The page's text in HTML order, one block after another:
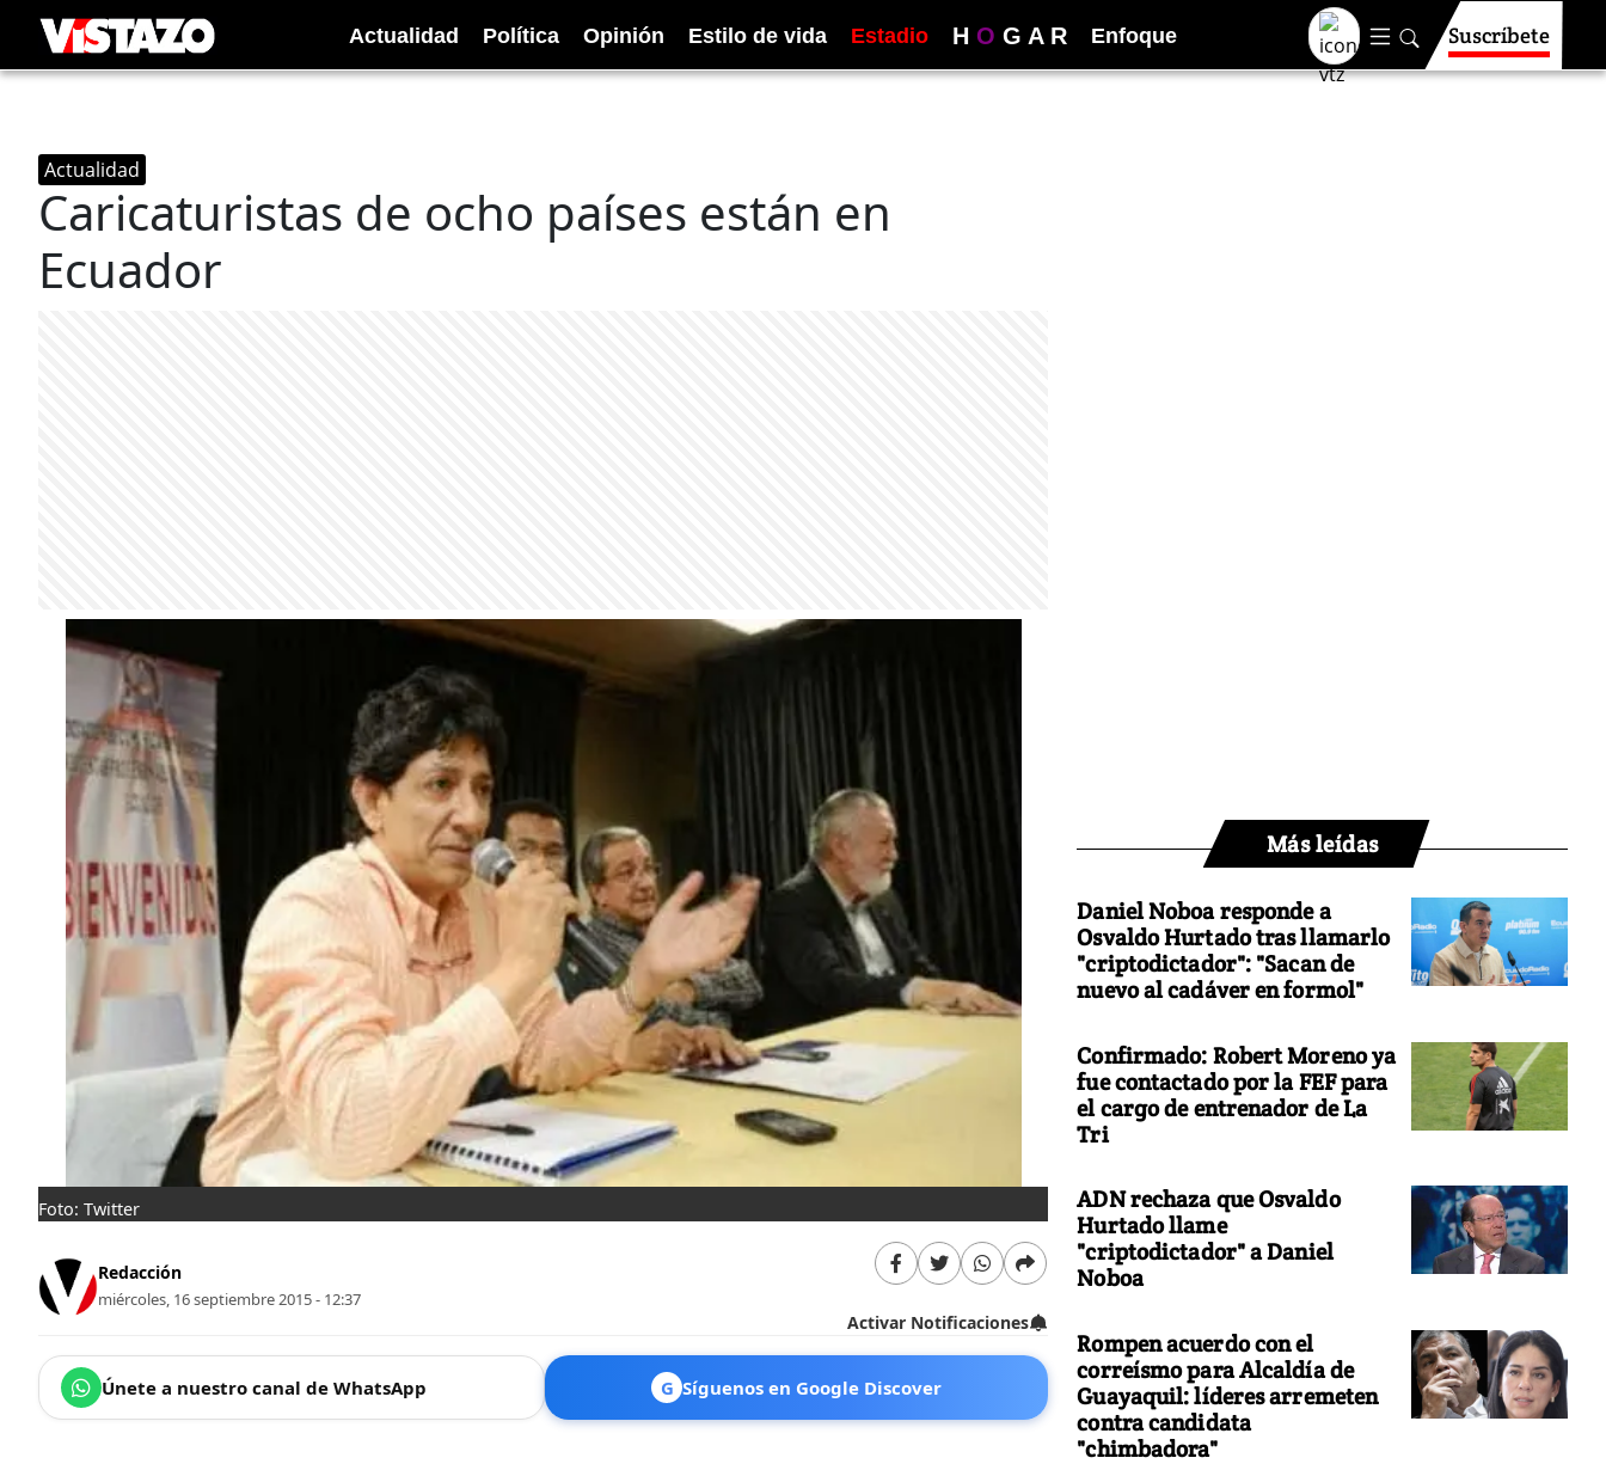
Actualidad Política Opinión Estilo de vida Estadio H O G A R Enfoque Suscríbete
Actualidad
Caricaturistas de ocho países están en
Ecuador
Foto: Twitter
Redacción
miércoles, 16 septiembre 2015 - 12:37
Activar Notificaciones
Únete a nuestro canal de WhatsApp G Síguenos en Google Discover
Más leídas
Daniel Noboa responde a
Osvaldo Hurtado tras llamarlo
"criptodictador": "Sacan de
nuevo al cadáver en formol"
Confirmado: Robert Moreno ya
fue contactado por la FEF para
el cargo de entrenador de La
Tri
ADN rechaza que Osvaldo
Hurtado llame
"criptodictador" a Daniel
Noboa
Rompen acuerdo con el
correísmo para Alcaldía de
Guayaquil: líderes arremeten
contra candidata
"chimbadora"